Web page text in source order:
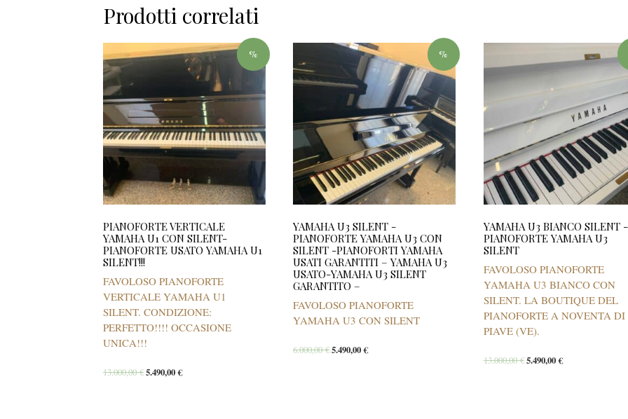
Prodotti correlati
%
PIANOFORTE VERTICALE
YAMAHA U1 CON SILENT-
PIANOFORTE USATO YAMAHA U1
SILENT!!!
FAVOLOSO PIANOFORTE
VERTICALE YAMAHA U1
SILENT. CONDIZIONE:
PERFETTO!!!! OCCASIONE
UNICA!!!
13.000,00€5.490,00€
%
YAMAHA U3 SILENT -
PIANOFORTE YAMAHA U3 CON
SILENT -PIANOFORTI YAMAHA
USATI GARANTITI – YAMAHA U3
USATO-YAMAHA U3 SILENT
GARANTITO –
FAVOLOSO PIANOFORTE
YAMAHA U3 CON SILENT
6.000,00€5.490,00€
YAMAHA U3 BIANCO SILENT -
PIANOFORTE YAMAHA U3
SILENT
FAVOLOSO PIANOFORTE
YAMAHA U3 BIANCO CON
SILENT. LA BOUTIQUE DEL
PIANOFORTE A NOVENTA DI
PIAVE (VE).
13.000,00€5.490,00€